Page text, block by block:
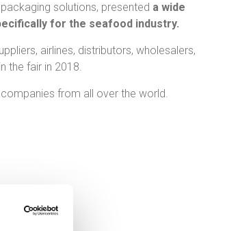
solutions, presented a wide
for the seafood industry.
airlines, distributors, wholesalers,
the fair in 2018.
from all over the world.